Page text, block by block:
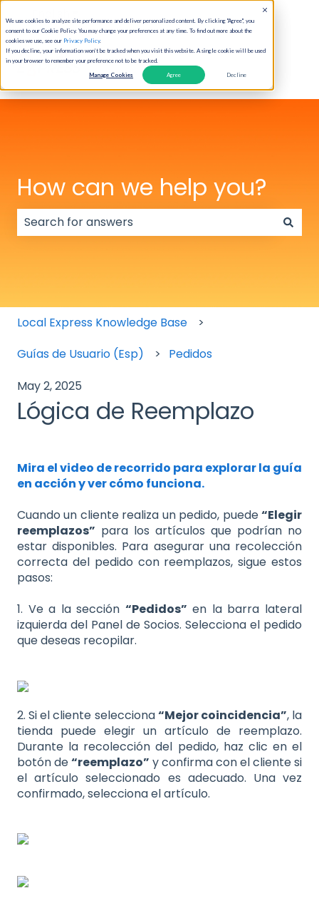
We use cookies to analyze site performance and deliver personalized content. By clicking "Agree", you
consent to our Cookie Policy. You may change your preferences at any time. To find out more about the
cookies we use, see our Privacy Policy.
If you decline, your information won’t be tracked when you visit this website. A single cookie will be used
in your browser to remember your preference not to be tracked.
Manage Cookies Agree Decline
How can we help you?
Local Express Knowledge Base
Guías de Usuario (Esp)
Pedidos
May 2, 2025
Lógica de Reemplazo
Mira el video de recorrido para explorar la guía
en acción y ver cómo funciona.
Cuando un cliente realiza un pedido, puede“Elegir
reemplazos” para los artículos que podrían no
estar disponibles. Para asegurar una recolección
correcta del pedido con reemplazos, sigue estos
pasos:
1. Ve a la sección “Pedidos” en la barra lateral
izquierda del Panel de Socios. Selecciona el pedido
que deseas recopilar.
2. Si el cliente selecciona“Mejor coincidencia”, la
tienda puede elegir un artículo de reemplazo.
Durante la recolección del pedido, haz clic en el
botón de“reemplazo” y confirma con el cliente si
el artículo seleccionado es adecuado. Una vez
confirmado, selecciona el artículo.